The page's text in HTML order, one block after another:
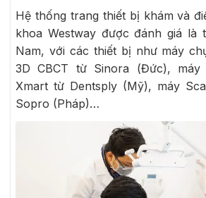
Hệ thống trang thiết bị khám và
khoa Westway được đánh giá là
Nam, với các thiết bị như máy
3D CBCT từ Sinora (Đức),
Xmart từ Dentsply (Mỹ), máy
Sopro (Pháp)…